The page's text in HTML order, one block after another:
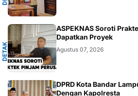
D
E
T
A
K
N
U
S
A
N
T
A
RA
ASPEKNAS Soroti
Dapatkan Proyek
Agustus 07, 2026
DPRD Kota Bandar
Dengan Kapolresta